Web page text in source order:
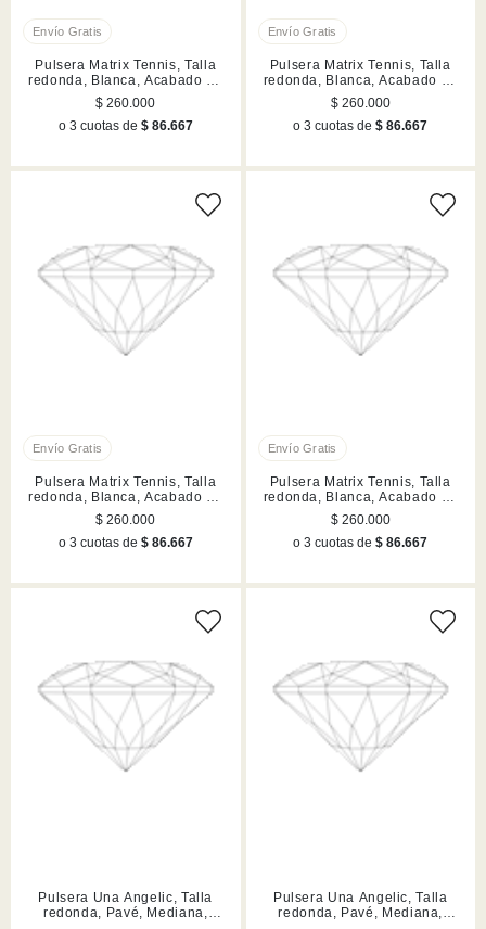
Pulsera Matrix Tennis, Talla
redonda, Blanca, Acabado en
tono oro rosa
$ 260.000
o 3 cuotas de $ 86.667
Pulsera Matrix Tennis, Talla
redonda, Blanca, Acabado en
tono oro
$ 260.000
o 3 cuotas de$ 86.667
Pulsera Matrix Tennis, Talla
redonda, Blanca, Acabado en
tono oro
$ 260.000
o 3 cuotas de $ 86.667
Pulsera Matrix Tennis, Talla
redonda, Blanca, Acabado en
tono oro
$ 260.000
o 3 cuotas de$ 86.667
Pulsera Una Angelic, Talla
redonda, Pavé, Mediana,
Pulsera Una Angelic, Talla
redonda, Pavé, Mediana,